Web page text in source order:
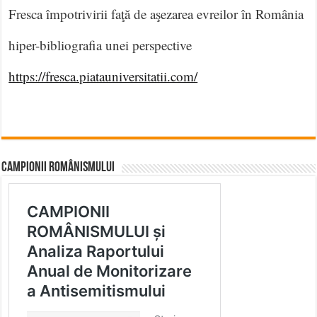
Fresca împotrivirii faţă de aşezarea evreilor în România
hiper-bibliografia unei perspective
https://fresca.piatauniversitatii.com/
CAMPIONII ROMÂNISMULUI